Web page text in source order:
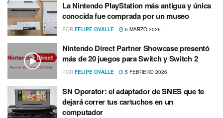
La Nintendo PlayStation más antigua y única
conocida fue comprada por un museo
POR FELIPE OVALLE 6 MARZO 2026
Nintendo Direct Partner Showcase presentó
más de 20 juegos para Switch y Switch 2
POR FELIPE OVALLE 5 FEBRERO 2026
SN Operator: el adaptador de SNES que te
dejará correr tus cartuchos en un
computador